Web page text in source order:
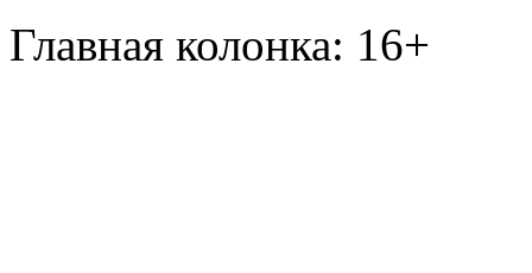
Главная колонка: 16+